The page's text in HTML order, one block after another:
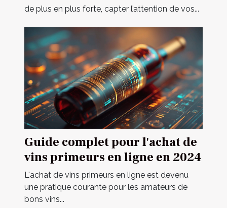
de plus en plus forte, capter l’attention de vos...
Guide complet pour l'achat de
vins primeurs en ligne en 2024
L'achat de vins primeurs en ligne est devenu
une pratique courante pour les amateurs de
bons vins...